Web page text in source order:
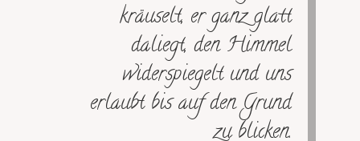
kräuselt, er ganz glatt
daliegt, den Himmel
widerspiegelt und uns
erlaubt bis auf den Grund
zu blicken.